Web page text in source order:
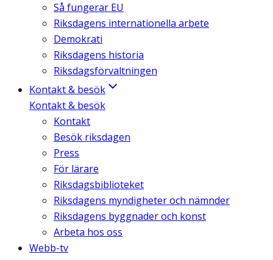
Så fungerar EU
Riksdagens internationella arbete
Demokrati
Riksdagens historia
Riksdagsförvaltningen
Kontakt & besök
Kontakt & besök
Kontakt
Besök riksdagen
Press
För lärare
Riksdagsbiblioteket
Riksdagens myndigheter och nämnder
Riksdagens byggnader och konst
Arbeta hos oss
Webb-tv